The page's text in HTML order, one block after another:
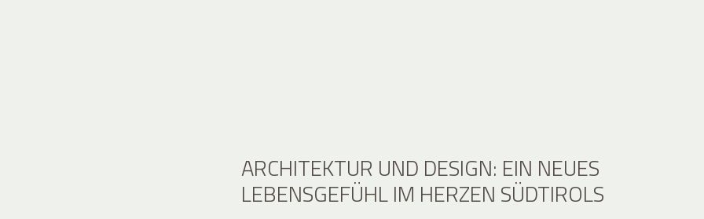
ARCHITEKTUR UND DESIGN: EIN NEUES
LEBENSGEFÜHL IM HERZEN SÜDTIROLS